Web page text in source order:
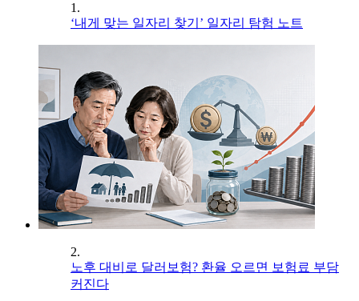
1.
‘내게 맞는 일자리 찾기’ 일자리 탐험 노트
2.
노후 대비로 달러보험? 환율 오르면 보험료 부담
커진다